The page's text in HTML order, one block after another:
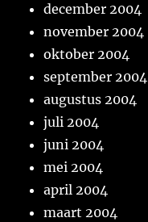
december 2004
november 2004
oktober 2004
september 2004
augustus 2004
juli 2004
juni 2004
mei 2004
april 2004
maart 2004